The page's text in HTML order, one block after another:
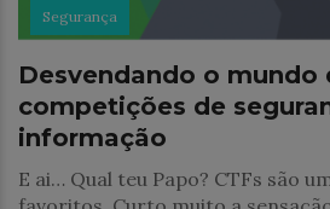
Segurança
Desvendando o mundo
competições de
informação
E ai… Qual teu Papo? CTFs são